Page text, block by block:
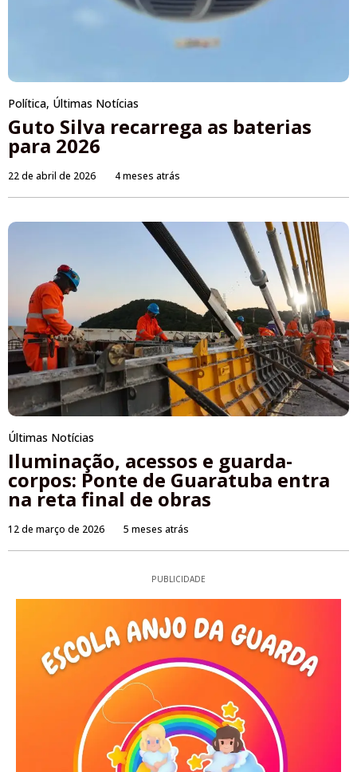
Política, Últimas Notícias
Guto Silva recarrega as baterias
para 2026
22 de abril de 2026 4 meses atrás
Últimas Notícias
Iluminação, acessos e guarda-
corpos: Ponte de Guaratuba entra
na reta final de obras
12 de março de 2026 5 meses atrás
PUBLICIDADE